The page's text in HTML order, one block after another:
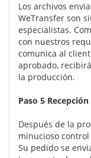
Los archivos
WeTransfer son
especialistas.
con nuestros
comunica al
aprobado,
la producción.
Paso 5
Después de la
minucioso
Su pedido se